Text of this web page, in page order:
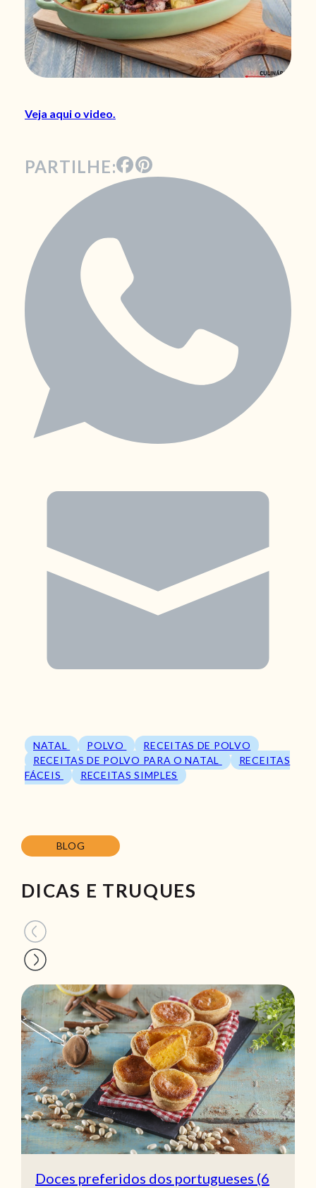
Veja aqui o video.
PARTILHE:
NATAL POLVO
RECEITAS DE POLVO
RECEITAS DE POLVO PARA O NATAL
RECEITAS
FÁCEIS
RECEITAS SIMPLES
BLOG
DICAS E TRUQUES
Doces preferidos dos portugueses (6